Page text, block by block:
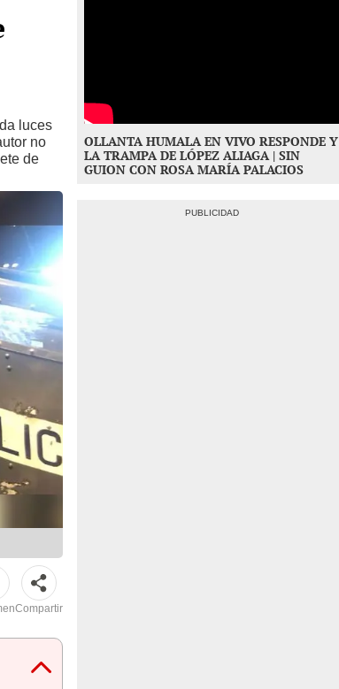
luces
no
de
Compartir
OLLANTA HUMALA EN VIVO RESPONDE Y
LA TRAMPA DE LÓPEZ ALIAGA | SIN
GUION CON ROSA MARÍA PALACIOS